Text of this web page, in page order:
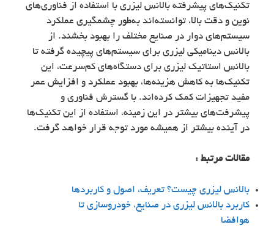
تکنیک‌های پیشرفته بالانس لیزری با استفاده از فناوری‌های
نوین و دقت بالا، توانسته‌اند به‌طور چشمگیری عملکرد
سیستم‌های دوار در صنایع مختلف را بهبود بخشند. از
بالانس دینامیکی لیزری برای سیستم‌های پیچیده گرفته تا
بالانس استاتیک لیزری برای دستگاه‌های کم‌سرعت، این
تکنیک‌ها به کاهش هزینه‌ها، بهبود عملکرد و افزایش عمر
مفید تجهیزات کمک کرده‌اند. با گسترش فناوری و
پیشرفت‌های بیشتر در این زمینه، استفاده از این تکنیک‌ها
در آینده بیشتر از همیشه مورد توجه قرار خواهد گرفت.
مقالات مرتبط :
بالانس لیزری چیست؟ تعریف، اصول و کاربردها
کاربرد بالانس لیزری در صنایع، خودروسازی تا
هوافضا